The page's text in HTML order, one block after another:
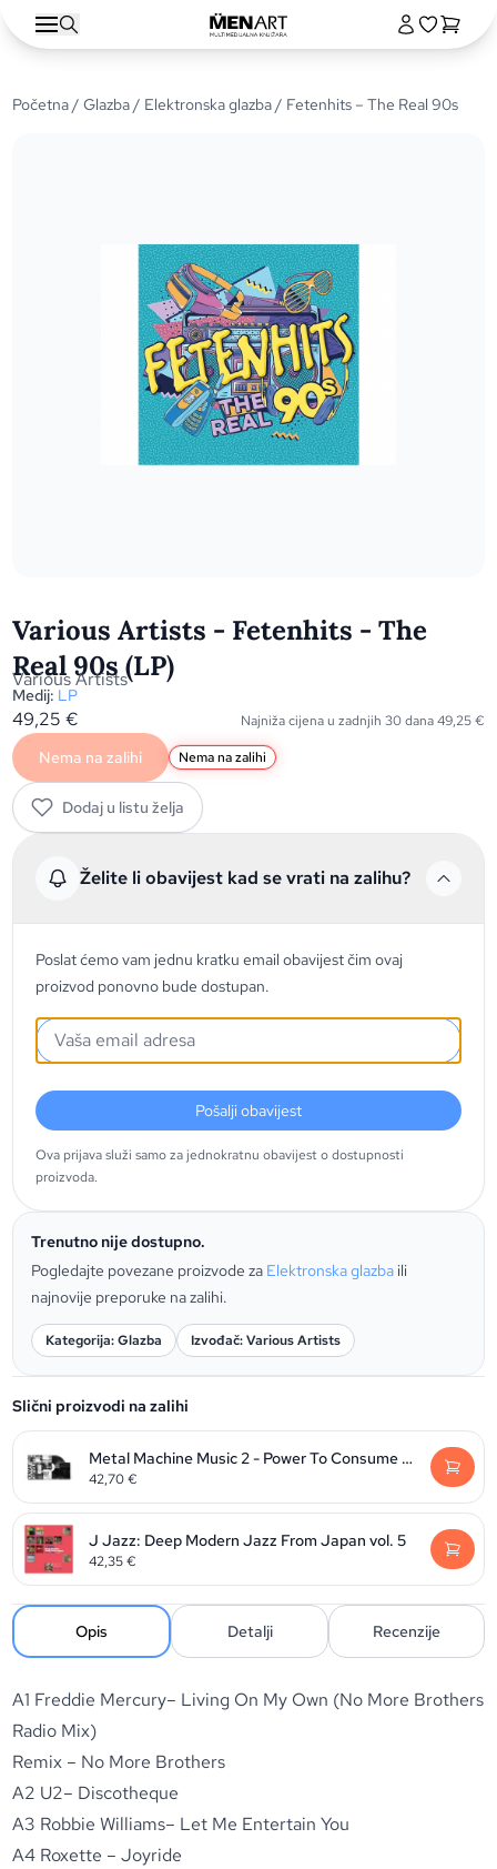
Početna/Glazba/ Elektronska glazba/ Fetenhits – The Real 90s
Various Artists - Fetenhits - The
Real 90s (LP)
Various Artists
Medij: LP
49,25€ Najniža cijena u zadnjih 30 dana49,25€
Nema na zalihi Nema na zalihi
Dodaj u listu želja
Želite li obavijest kad se vrati na zalihu?
Poslat ćemo vam jednu kratku email obavijest čim ovaj
proizvod ponovno bude dostupan.
Pošalji obavijest
Ova prijava služi samo za jednokratnu obavijest o dostupnosti
proizvoda.
Trenutno nije dostupno.
Pogledajte povezane proizvode za Elektronska glazba ili
najnovije preporuke na zalihi.
Kategorija: Glazba Izvođač: Various Artists
Slični proizvodi na zalihi
Metal Machine Music 2 - Power To Consume (RSD2026)
42,70€
J Jazz: Deep Modern Jazz From Japan vol. 5
42,35€
Opis Detalji Recenzije
A1 Freddie Mercury– Living On My Own (No More Brothers
Radio Mix)
Remix – No More Brothers
A2 U2– Discotheque
A3 Robbie Williams– Let Me Entertain You
A4 Roxette – Joyride